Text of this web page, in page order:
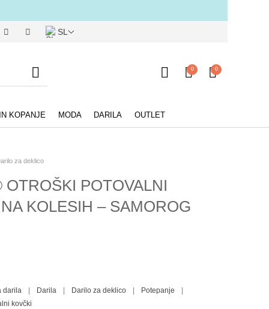
SL
0 0
KOPANJE MODA DARILA OUTLET
za deklico
POTOVALNI
KOLESIH – SAMOROG
darila Darila Darilo za deklico Potepanje
kovčki